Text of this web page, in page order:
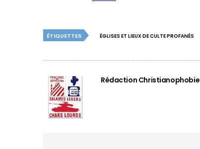
ÉTIQUETTES ÉGLISES ET LIEUX DE CULTE PROFANÉS
Rédaction Christianophobie